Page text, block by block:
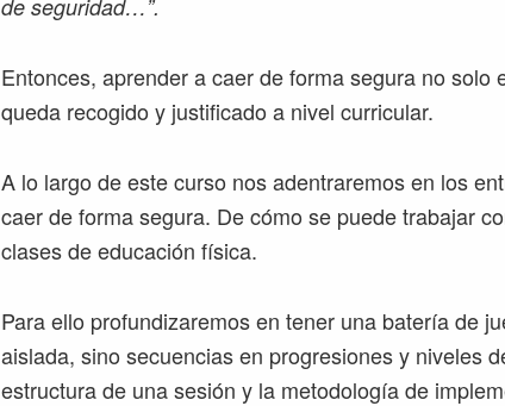
de seguridad…”.
Entonces, aprender a caer de forma segura no solo
queda recogido y justificado a nivel curricular.
A lo largo de este curso nos adentraremos en los
caer de forma segura. De cómo se puede trabajar
clases de educación física.
Para ello profundizaremos en tener una batería de
aislada, sino secuencias en progresiones y niveles
estructura de una sesión y la metodología de